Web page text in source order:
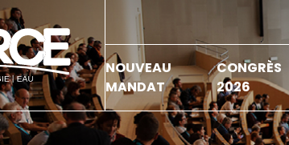
NOUVEAU
MANDAT
CONGRÈS
2026